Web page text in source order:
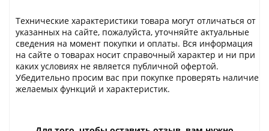
Технические характеристики товара могут отличаться от
указанных на сайте, пожалуйста, уточняйте актуальные
сведения на момент покупки и оплаты. Вся информация
на сайте о товарах носит справочный характер и ни при
каких условиях не является публичной офертой.
Убедительно просим вас при покупке проверять наличие
желаемых функций и характеристик.